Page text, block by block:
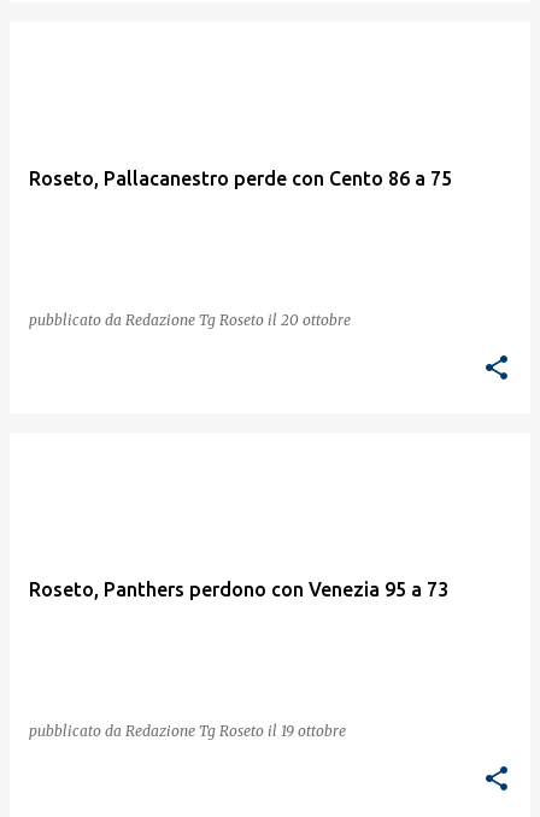
Roseto, Pallacanestro perde con Cento 86 a 75
pubblicato da Redazione Tg Roseto il 20 ottobre
Roseto, Panthers perdono con Venezia 95 a 73
pubblicato da Redazione Tg Roseto il 19 ottobre